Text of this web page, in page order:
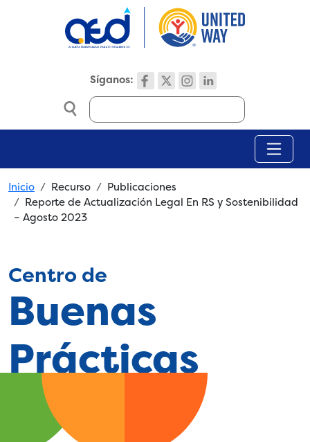
Síganos:
Search
Breadcrumb
Inicio Recurso
Publicaciones
Reporte de Actualización Legal En RS y Sostenibilidad
– Agosto 2023
Centro de
Buenas
Prácticas